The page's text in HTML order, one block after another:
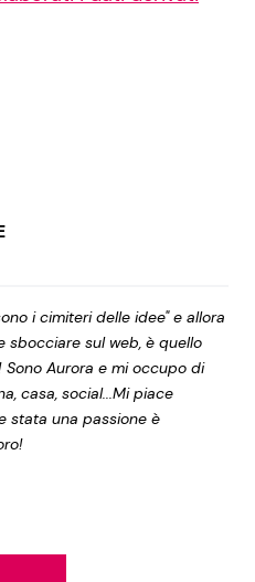
i cimiteri delle idee" e allora
sbocciare sul web, è quello
Aurora e mi occupo di
casa, social...Mi piace
stata una passione è